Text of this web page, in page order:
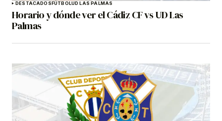
DESTACADOS FÚTBOLUD LAS PALMAS
Horario y dónde ver el Cádiz CF vs UD Las
Palmas